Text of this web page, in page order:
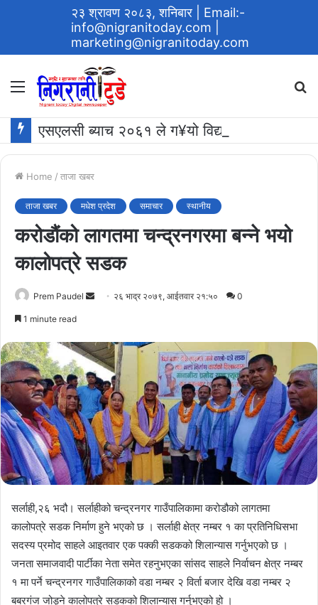
२३ श्रावण २०८३, शनिबार
| Email:-
info@nigranitoday.com
marketing@nigranitoday.com
Menu
Home / ताजा खबर
ताजा खबर मधेश प्रदेश समाचार स्थानीय
करोडौंको लागतमा चन्द्रनगरमा बन्ने भयो
कालोपत्रे सडक
Prem Paudel
Send २६ भाद्र २०७९, आईतवार २१:५० 0
1 minute read
सर्लाही,२६ भदौ। सर्लाहीको चन्द्रनगर गाउँपालिकामा करोडौको लागतमा
कालोपत्रे सडक निर्माण हुने भएको छ । सर्लाही क्षेत्र नम्बर १ का प्रतिनिधिसभा
सदस्य प्रमोद साहले आइतवार एक पक्की सडकको शिलान्यास गर्नुभएको छ ।
जनता समाजवादी पार्टीका नेता समेत रहनुभएका सांसद साहले निर्वाचन क्षेत्र नम्बर
१ मा पर्ने चन्द्रनगर गाउँपालिकाको वडा नम्बर २ विर्ता बजार देखि वडा नम्बर २
बबरगंज जोड्ने कालोपत्रे सडकको शिलान्यास गर्नुभएको हो ।